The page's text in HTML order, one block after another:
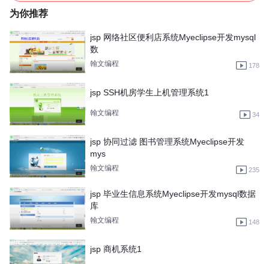
为你推荐
jsp 网络社区便利店系统Myeclipse开发mysql
数
翰文编程 178
jsp SSH机房学生上机管理系统1
翰文编程 34
jsp 协同过滤 图书管理系统Myeclipse开发
mys
翰文编程 235
jsp 毕业生信息系统Myeclipse开发mysql数据
库
翰文编程 148
jsp 商机系统1